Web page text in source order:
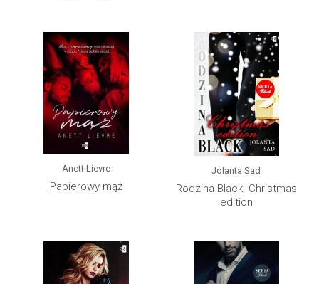
Anett Lievre
Papierowy mąż
Jolanta Sad
Rodzina Black. Christmas
edition